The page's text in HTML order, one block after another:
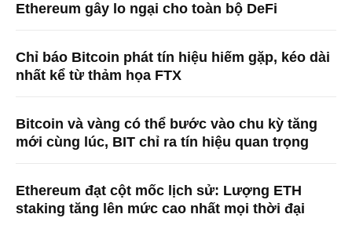
Ethereum gây lo ngại cho toàn bộ DeFi
Chỉ báo Bitcoin phát tín hiệu hiếm gặp, kéo dài
nhất kể từ thảm họa FTX
Bitcoin và vàng có thể bước vào chu kỳ tăng
mới cùng lúc, BIT chỉ ra tín hiệu quan trọng
Ethereum đạt cột mốc lịch sử: Lượng ETH
staking tăng lên mức cao nhất mọi thời đại